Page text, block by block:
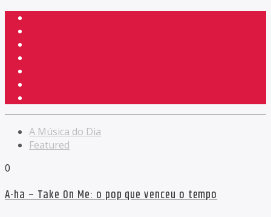
A Música do Dia
Featured
0
A-ha – Take On Me: o pop que venceu o tempo